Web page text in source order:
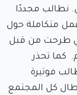
نطالب مجددًا
عمل متكاملة حول
طرحت من قبل
كما تحذر
فوتيرة
كل المجتمع